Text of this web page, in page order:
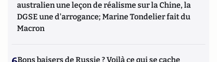
australien une leçon de réalisme sur la Chine, la
DGSE une d'arrogance; Marine Tondelier fait du
Macron
Bons baisers de Russie ? Voilà ce qui se cache